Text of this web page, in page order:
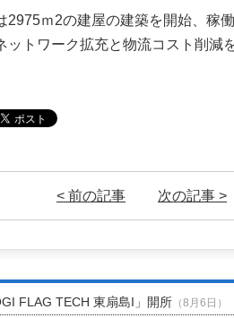
2975ｍ2の建屋の建築を開始、稼
ットワーク拡充と物流コスト削減
< 前の記事 次の記事 >
FLAG TECH 東扇島I」開所（8月6日）